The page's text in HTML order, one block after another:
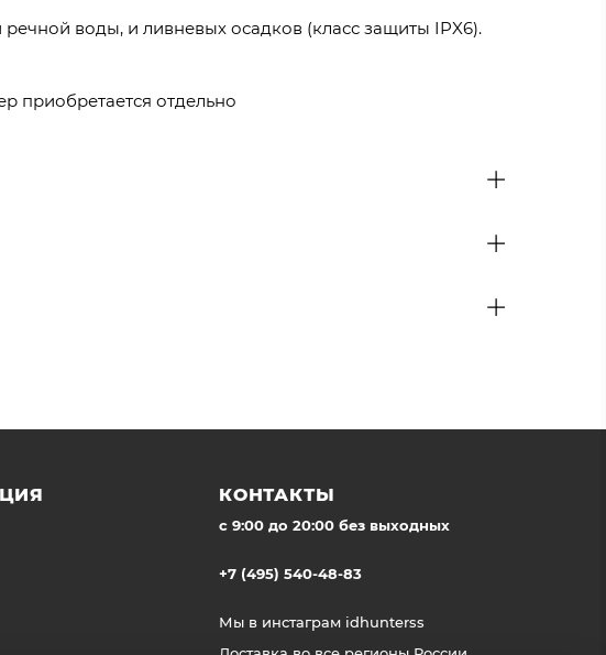
воды, и ливневых осадков (класс защиты IPX6).
приобретается отдельно
КОНТАКТЫ
c 9:00 до 20:00 без выходных
+7 (495) 540-48-83
Мы в инстаграм idhunterss